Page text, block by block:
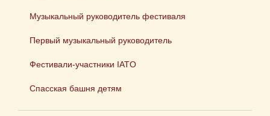
Музыкальный руководитель фестиваля
Первый музыкальный руководитель
Фестивали-участники IATO
Спасская башня детям